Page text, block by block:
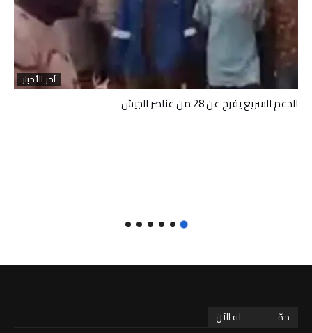
آخر الأخبار
الدعم السريع يفرج عن 28 من عناصر الجيش
حمّـــــــــــــله الآن